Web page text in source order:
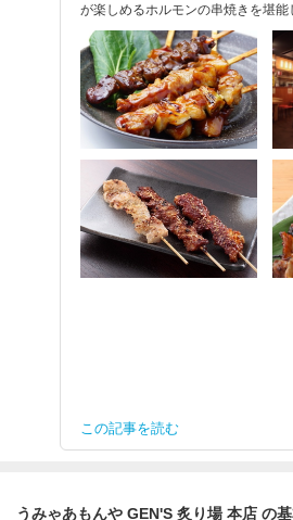
が楽しめるホルモンの串焼きを堪能
この記事を読む
うみゃあもんや GEN'S 炙り場 本店 の